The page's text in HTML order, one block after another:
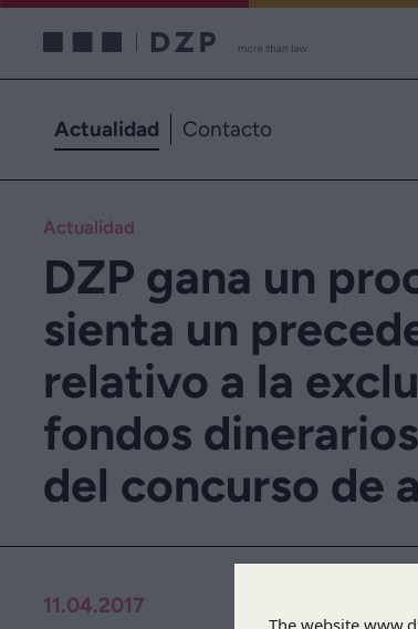
Actualidad Contacto
Actualidad
DZP gana un
sienta un
relativo a la
fondos
del concurso de
11.04.2017